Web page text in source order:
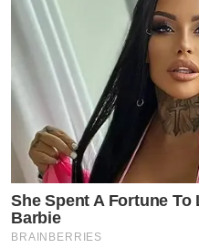
She Spent A Fortune
Barbie
BRAINBERRIES